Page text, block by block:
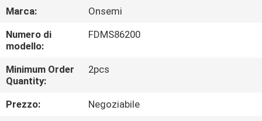
CIRCA
NOI
GIRO
DELLA
FABBRICA
Marca:
Onsemi
Numero di
modello:
FDMS86200
Minimum Order
Quantity:
2pcs
Prezzo:
Negoziabile